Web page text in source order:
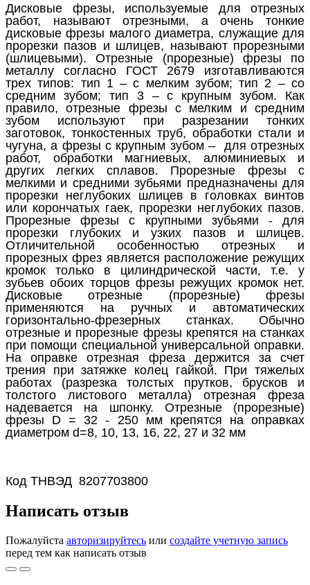
Дисковые фрезы, используемые для отрезных
работ, называют отрезными, а очень тонкие
дисковые фрезы малого диаметра, служащие для
прорезки пазов и шлицев, называют прорезными
(шлицевыми). Отрезные (прорезные) фрезы по
металлу согласно ГОСТ 2679 изготавливаются
трех типов: тип 1 – с мелким зубом; тип 2 – со
средним зубом; тип 3 – с крупным зубом. Как
правило, отрезные фрезы с мелким и средним
зубом используют при разрезании тонких
заготовок, тонкостенных труб, обработки стали и
чугуна, а фрезы с крупным зубом – для отрезных
работ, обработки магниевых, алюминиевых и
других легких сплавов. Прорезные фрезы с
мелкими и средними зубьями предназначены для
прорезки неглубоких шлицев в головках винтов
или корончатых гаек, прорезки неглубоких пазов.
Прорезные фрезы с крупными зубьями - для
прорезки глубоких и узких пазов и шлицев.
Отличительной особенностью отрезных и
прорезных фрез является расположение режущих
кромок только в цилиндрической части, т.е. у
зубьев обоих торцов фрезы режущих кромок нет.
Дисковые отрезные (прорезные) фрезы
применяются на ручных и автоматических
горизонтально-фрезерных станках. Обычно
отрезные и прорезные фрезы крепятся на станках
при помощи специальной универсальной оправки.
На оправке отрезная фреза держится за счет
трения при затяжке колец гайкой. При тяжелых
работах (разрезка толстых прутков, брусков и
толстого листового металла) отрезная фреза
надевается на шпонку. Отрезные (прорезные)
фрезы D = 32 - 250 мм крепятся на оправках
диаметром d=8, 10, 13, 16, 22, 27 и 32 мм
Код ТНВЭД 8207703800
Написать отзыв
Пожалуйста авторизируйтесь или создайте учетную запись
перед тем как написать отзыв